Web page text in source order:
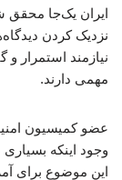
ایران یک‌جا محقق
نزدیک کردن
نیازمند استمرار
مهمی دارند.
عضو کمیسیون
وجود اینکه
این موضوع برای